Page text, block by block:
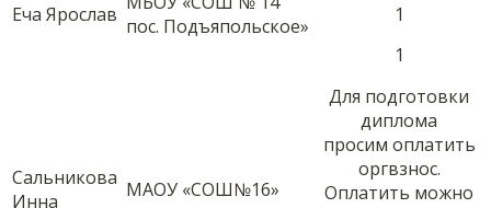
Еча Ярослав пос. Подъяпольское»
1
Сальникова
Инна
МАОУ «СОШ№16»
1
Для подготовки
диплома
просим оплатить
оргвзнос.
Оплатить можно